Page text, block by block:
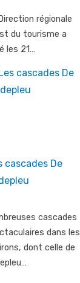
régionale
du tourisme a
les 21…
cascades De
cascades
dans les
dont celle de